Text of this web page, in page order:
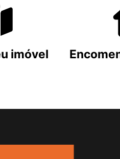
imóvel